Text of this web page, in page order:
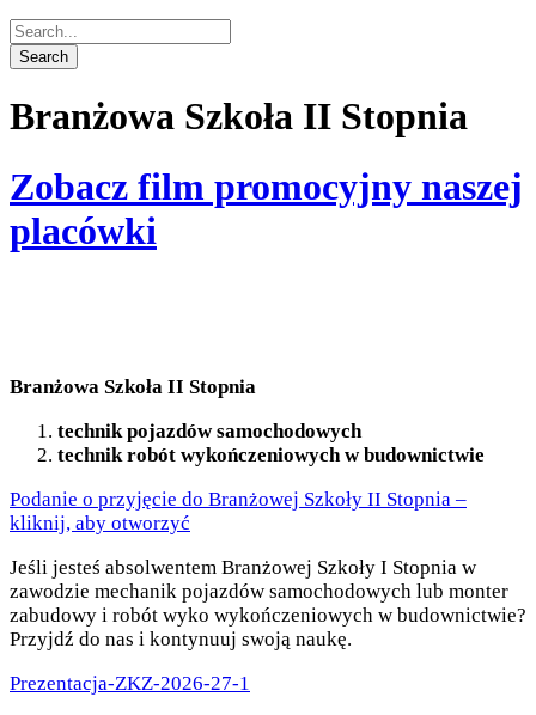
Branżowa Szkoła II Stopnia
Zobacz film promocyjny naszej
placówki
Branżowa Szkoła II Stopnia
technik pojazdów samochodowych
technik robót wykończeniowych w budownictwie
Podanie o przyjęcie do Branżowej Szkoły II Stopnia –
kliknij, aby otworzyć
Jeśli jesteś absolwentem Branżowej Szkoły I Stopnia w
zawodzie mechanik pojazdów samochodowych lub monter
zabudowy i robót wyko wykończeniowych w budownictwie?
Przyjdź do nas i kontynuuj swoją naukę.
Prezentacja-ZKZ-2026-27-1